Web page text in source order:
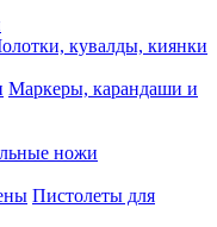
кувалды, киянки
Маркеры, карандаши и
ножи
Пистолеты для